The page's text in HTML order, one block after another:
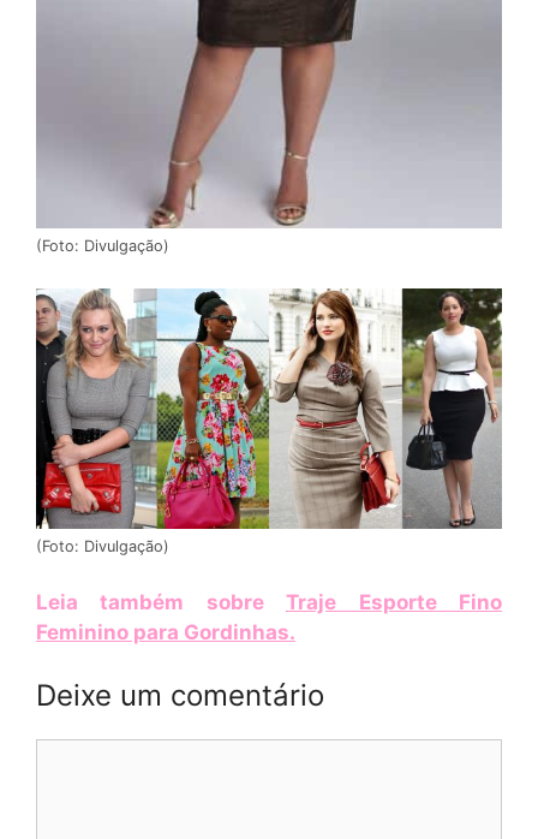
(Foto: Divulgação)
(Foto: Divulgação)
Leia também sobreTraje Esporte Fino
Feminino para Gordinhas.
Deixe um comentário